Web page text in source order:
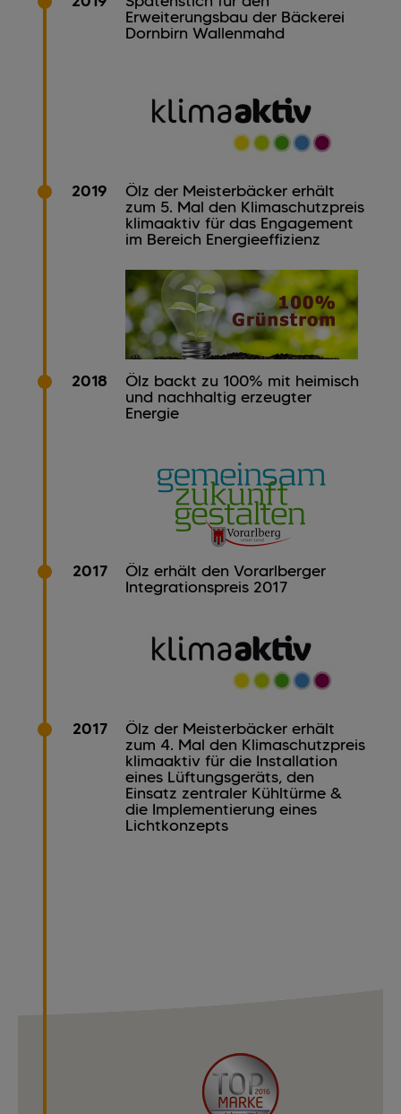
Erweiterungsbau der Bäckerei
Dornbirn Wallenmahd
2019
Ölz der Meisterbäcker erhält
zum 5. Mal den Klimaschutzpreis
klimaaktiv für das Engagement
im Bereich Energieeffizienz
2018
Ölz backt zu 100% mit heimisch
und nachhaltig erzeugter
Energie
2017
Ölz erhält den Vorarlberger
Integrationspreis 2017
2017
Ölz der Meisterbäcker erhält
zum 4. Mal den Klimaschutzpreis
klimaaktiv für die Installation
eines Lüftungsgeräts, den
Einsatz zentraler Kühltürme &
die Implementierung eines
Lichtkonzepts